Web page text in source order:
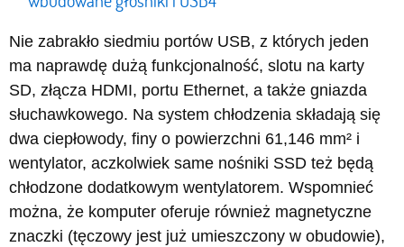
Nie zabrakło siedmiu portów USB, z których jeden
ma naprawdę dużą funkcjonalność, slotu na karty
SD, złącza HDMI, portu Ethernet, a także gniazda
słuchawkowego. Na system chłodzenia składają się
dwa ciepłowody, finy o powierzchni 61,146 mm² i
wentylator, aczkolwiek same nośniki SSD też będą
chłodzone dodatkowym wentylatorem. Wspomnieć
można, że komputer oferuje również magnetyczne
znaczki (tęczowy jest już umieszczony w obudowie),